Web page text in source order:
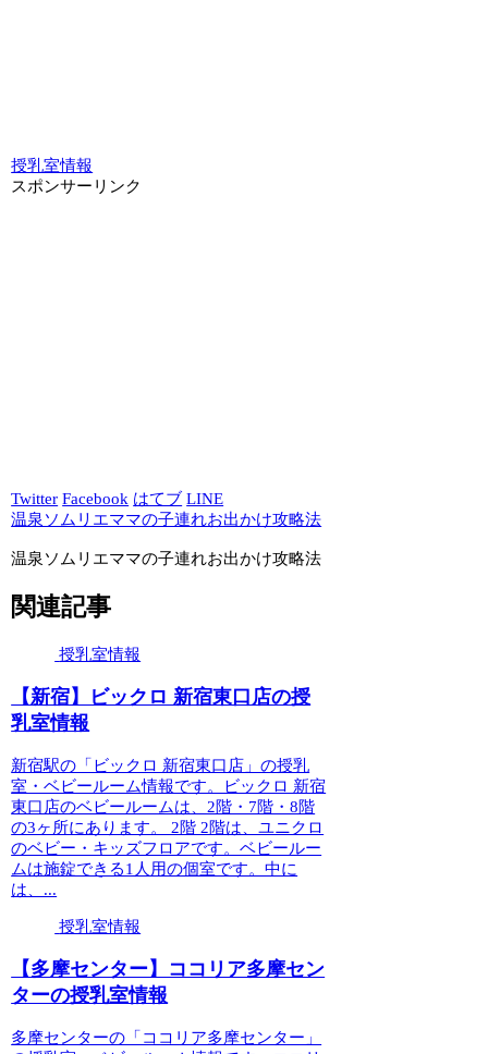
授乳室情報
スポンサーリンク
Twitter Facebook はてブ LINE
温泉ソムリエママの子連れお出かけ攻略法
温泉ソムリエママの子連れお出かけ攻略法
関連記事
授乳室情報
【新宿】ビックロ 新宿東口店の授
乳室情報
新宿駅の「ビックロ 新宿東口店」の授乳
室・ベビールーム情報です。ビックロ 新宿
東口店のベビールームは、2階・7階・8階
の3ヶ所にあります。 2階 2階は、ユニクロ
のベビー・キッズフロアです。ベビールー
ムは施錠できる1人用の個室です。中に
は、...
授乳室情報
【多摩センター】ココリア多摩セン
ターの授乳室情報
多摩センターの「ココリア多摩センター」